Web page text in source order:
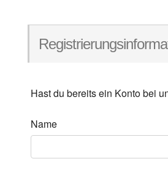
Hast du bereits ein Konto bei
Name